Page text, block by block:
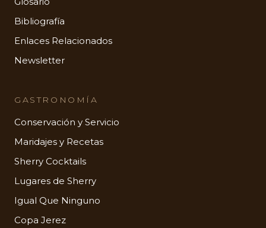
Bibliografía
Enlaces Relacionados
Newsletter
GASTRONOMÍA
Conservación y Servicio
Maridajes y Recetas
Sherry Cocktails
Lugares de Sherry
Igual Que Ninguno
Copa Jerez